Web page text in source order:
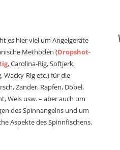
es hier viel um Angelgeräte
Methoden (Dropshot-
, Carolina-Rig, Softjerk,
Wacky-Rig etc.) für die
Zander, Rapfen, Döbel,
Wels usw. – aber auch um
des Spinnangelns und um
Aspekte des Spinnfischens.